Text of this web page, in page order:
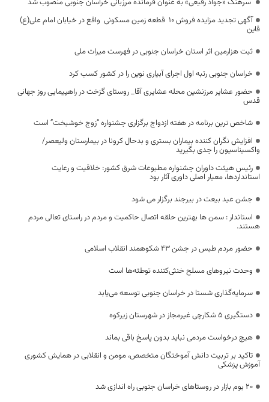
آگهی تجدید مزایده فروش 10 قطعه زمین مسکونی واقع در خیابان امام علی(ع)
قاین
ثبت هزارمین اثر استان خراسان جنوبی در فهرست میراث ملی
خراسان جنوبی رتبه اول اجرای آبیاری نوین را در کشور کسب کرد
حضور عشایر مرزنشین محله عشایری آقا_ روستای گزخت در راهپیمایی روز جهانی
قدس
شاخص ترین برنامه در هفته ازدواج برگزاری جشنواره “زوج خوشبخت” است
افزایش نگران کننده بیماران بستری و بدحال کرونا در بیمارستان ولیعصر/
واکسیناسیون را جدی بگیرید
رئیس هیئت داوران جشنواره مطبوعات شرق کشور: خلاقیت و رعایت
استانداردها، معیار اصلی داوری آثار بود
جشن عید بیعت در بیرجند برگزار می شود
استاندار : سمن ها بهترین حلقه اتصال حاکمیت و مردم در راستای تعالی مردم
هستند.
حضور مردم طبس در جشن 43 شکوهمند انقلاب اسلامی
وحدت نیروهای مسلح خنثی‌کننده توطئه‌ها است
سرمایه‌گذاری‌ شستا در خراسان جنوبی توسعه می‌یابد
دستگیری 5 شکارچی غیرمجاز در شهرستان زیرکوه
هیچ درخواست مردمی نباید بدون پاسخ باقی بماند
تاکید بر تربیت دانش آموختگان متخصص، مومن و انقلابی در همایش کشوری
آموزش پزشکی
۲۰ بوم بازار در روستاهای خراسان جنوبی راه اندازی شد